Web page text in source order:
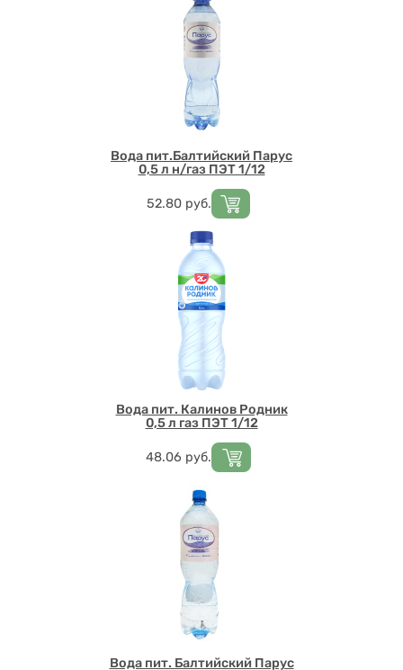
Вода пит.Балтийский Парус
0,5 л н/газ ПЭТ 1/12
Цена
52.80 руб.
Вода пит. Калинов Родник
0,5 л газ ПЭТ 1/12
Цена
48.06 руб.
Вода пит. Балтийский Парус